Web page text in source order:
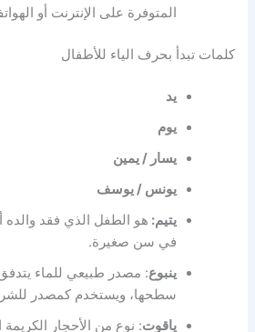
المتوفرة على الإنترنت أو
كلمات تبدأ بحرف الياء للأطفال
يد
يوم
يسار / يمين
يونس / يوسف
يتيم: هو الطفل الذي فقد والده
في سن صغيرة.
ينبوع: مصدر طبيعي للماء
سطحها، ويستخدم كمصدر
ياقوت: نوع من الأحجار الكريمة